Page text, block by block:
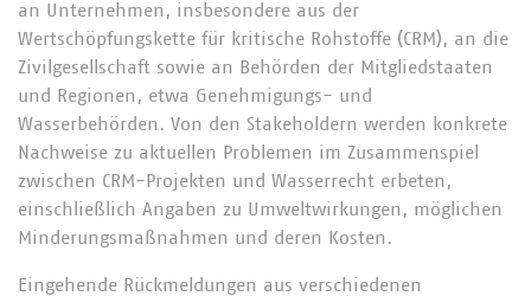
an Unternehmen, insbesondere aus der
Wertschöpfungskette für kritische Rohstoffe (CRM), an die
Zivilgesellschaft sowie an Behörden der Mitgliedstaaten
und Regionen, etwa Genehmigungs- und
Wasserbehörden. Von den Stakeholdern werden konkrete
Nachweise zu aktuellen Problemen im Zusammenspiel
zwischen CRM-Projekten und Wasserrecht erbeten,
einschließlich Angaben zu Umweltwirkungen, möglichen
Minderungsmaßnahmen und deren Kosten.
Eingehende Rückmeldungen aus verschiedenen